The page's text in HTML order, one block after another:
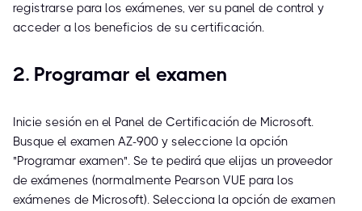
registrarse para los exámenes, ver su panel de control y
acceder a los beneficios de su certificación.
2. Programar el examen
Inicie sesión en el Panel de Certificación de Microsoft.
Busque el examen AZ-900 y seleccione la opción
"Programar examen". Se te pedirá que elijas un proveedor
de exámenes (normalmente Pearson VUE para los
exámenes de Microsoft). Selecciona la opción de examen